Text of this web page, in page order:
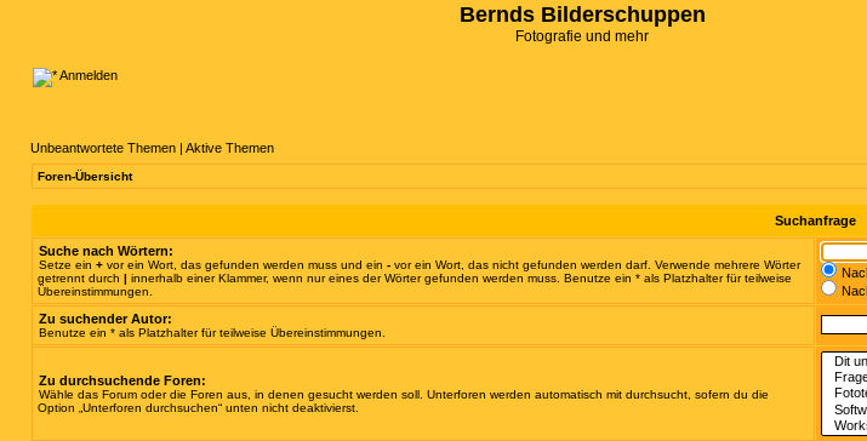
Bernds Bilderschuppen
Fotografie und mehr
Anmelden
Unbeantwortete Themen | Aktive Themen
Foren-Übersicht
Suchanfrage
Suche nach Wörtern:
Setze ein + vor ein Wort, das gefunden werden muss und ein - vor ein Wort, das nicht gefunden werden darf. Verwende mehrere Wörter
getrennt durch | innerhalb einer Klammer, wenn nur eines der Wörter gefunden werden muss. Benutze ein * als Platzhalter für teilweise
Übereinstimmungen.
Zu suchender Autor:
Benutze ein * als Platzhalter für teilweise Übereinstimmungen.
Zu durchsuchende Foren:
Wähle das Forum oder die Foren aus, in denen gesucht werden soll. Unterforen werden automatisch mit durchsucht, sofern du die
Option „Unterforen durchsuchen“ unten nicht deaktivierst.